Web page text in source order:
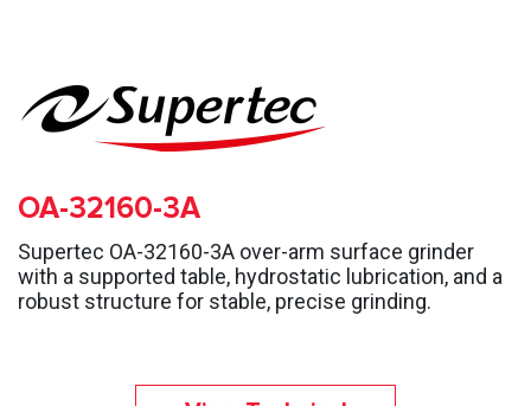
OA-32160-3A
Supertec OA-32160-3A over-arm surface grinder
with a supported table, hydrostatic lubrication, and a
robust structure for stable, precise grinding.